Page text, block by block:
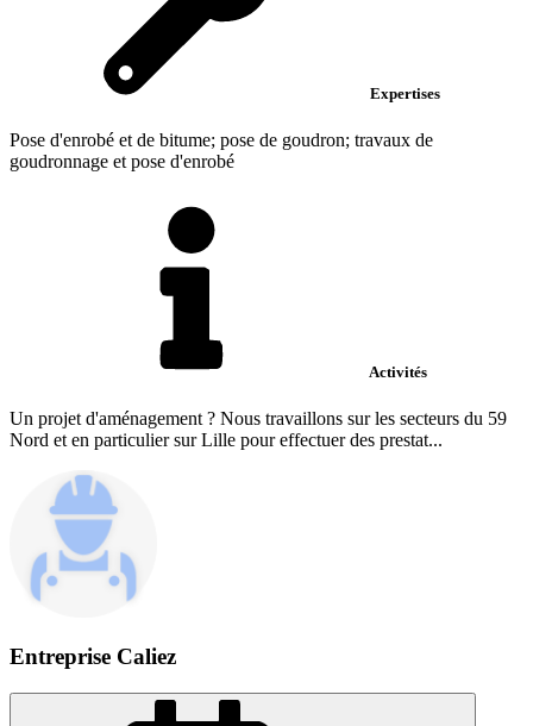
Expertises
Pose d'enrobé et de bitume; pose de goudron; travaux de
goudronnage et pose d'enrobé
Activités
Un projet d'aménagement ? Nous travaillons sur les secteurs du 59
Nord et en particulier sur Lille pour effectuer des prestat...
Entreprise Caliez